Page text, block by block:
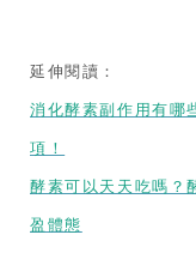
延伸閱讀：
消化酵素副作用有哪
項！
酵素可以天天吃嗎？
盈體態